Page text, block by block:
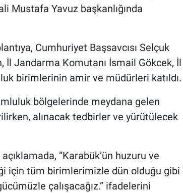
Mustafa Yavuz başkanlığında
Cumhuriyet Başsavcısı Selçuk
İl Jandarma Komutanı İsmail Gökcek, İl
birimlerinin amir ve müdürleri katıldı.
bölgelerinde meydana gelen
alınacak tedbirler ve yürütülecek
“Karabük’ün huzuru ve
için tüm birimlerimizle dün olduğu gibi
çalışacağız.” ifadelerini